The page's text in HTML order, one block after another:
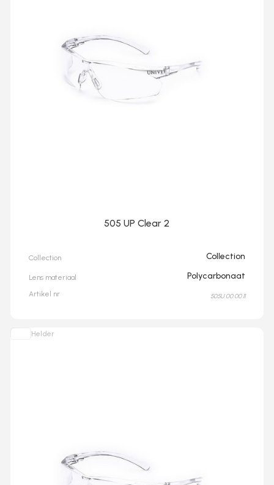
505 UP Clear 2
Collection Collection
Lens materiaal Polycarbonaat
Artikel nr 505U.00.00.11
Helder